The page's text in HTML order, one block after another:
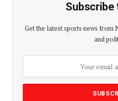
Subscribe
Get the latest sports news from
and